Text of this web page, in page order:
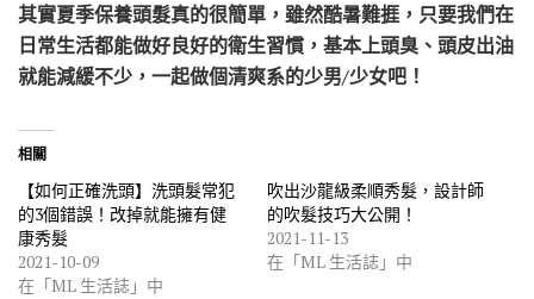
其實夏季保養頭髮真的很簡單，雖然酷暑難捱，只要我們在
日常生活都能做好良好的衛生習慣，基本上頭臭、頭皮出油
就能減緩不少，一起做個清爽系的少男/少女吧！
相關
【如何正確洗頭】洗頭髮常犯
的3個錯誤！改掉就能擁有健
康秀髮
2021-10-09
在「ML 生活誌」中
吹出沙龍級柔順秀髮，設計師
的吹髮技巧大公開！
2021-11-13
在「ML 生活誌」中